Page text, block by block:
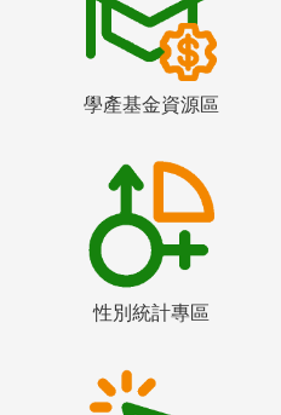
學產基金資源區
性別統計專區